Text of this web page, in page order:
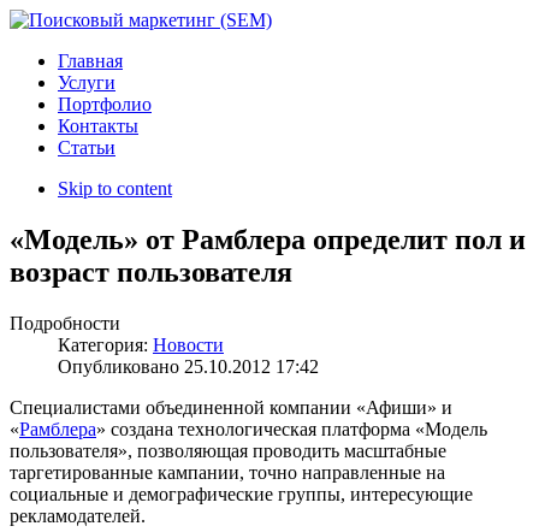
Главная
Услуги
Портфолио
Контакты
Статьи
Skip to content
«Модель» от Рамблера определит пол и
возраст пользователя
Подробности
Категория: Новости
Опубликовано 25.10.2012 17:42
Специалистами объединенной компании «Афиши» и
«Рамблера» создана технологическая платформа «Модель
пользователя», позволяющая проводить масштабные
таргетированные кампании, точно направленные на
социальные и демографические группы, интересующие
рекламодателей.